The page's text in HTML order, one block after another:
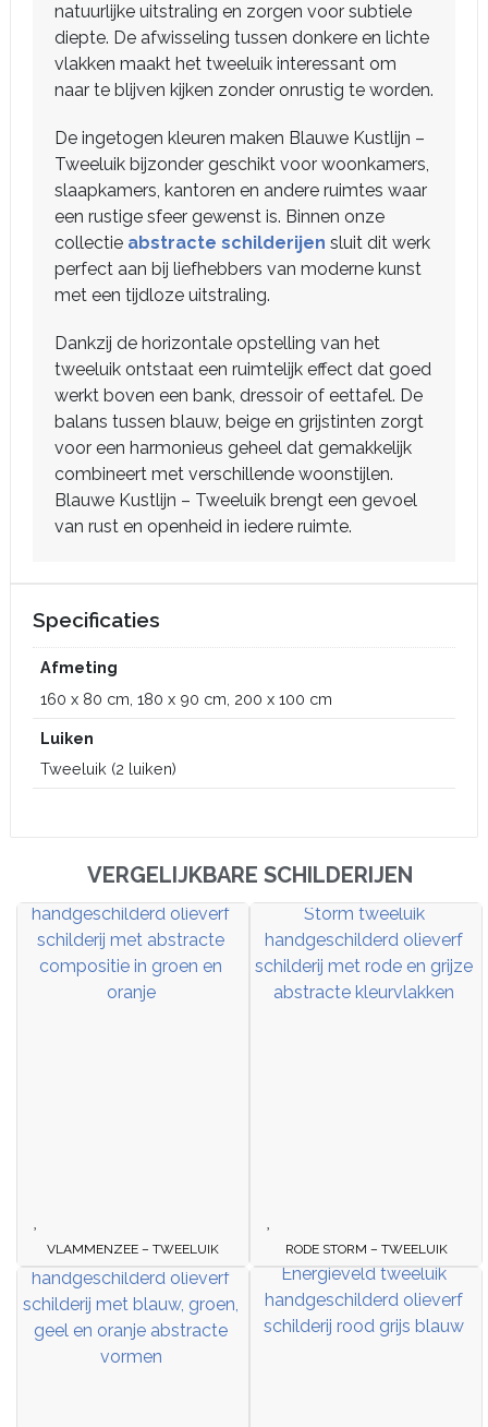
natuurlijke uitstraling en zorgen voor subtiele
diepte. De afwisseling tussen donkere en lichte
vlakken maakt het tweeluik interessant om
naar te blijven kijken zonder onrustig te worden.
De ingetogen kleuren maken Blauwe Kustlijn –
Tweeluik bijzonder geschikt voor woonkamers,
slaapkamers, kantoren en andere ruimtes waar
een rustige sfeer gewenst is. Binnen onze
collectie abstracte schilderijen sluit dit werk
perfect aan bij liefhebbers van moderne kunst
met een tijdloze uitstraling.
Dankzij de horizontale opstelling van het
tweeluik ontstaat een ruimtelijk effect dat goed
werkt boven een bank, dressoir of eettafel. De
balans tussen blauw, beige en grijstinten zorgt
voor een harmonieus geheel dat gemakkelijk
combineert met verschillende woonstijlen.
Blauwe Kustlijn – Tweeluik brengt een gevoel
van rust en openheid in iedere ruimte.
Specificaties
Afmeting
160 x 80 cm, 180 x 90 cm, 200 x 100 cm
Luiken
Tweeluik (2 luiken)
VERGELIJKBARE SCHILDERIJEN
VLAMMENZEE – TWEELUIK RODE STORM – TWEELUIK